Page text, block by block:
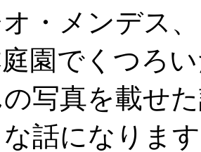
オ・メンデス
園でくつろ
の写真を載せ
話になりま